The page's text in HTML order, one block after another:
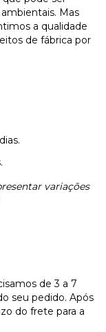
Mas
a qualidade
de fábrica por
variações
de 3 a 7
seu pedido. Após
do frete para a